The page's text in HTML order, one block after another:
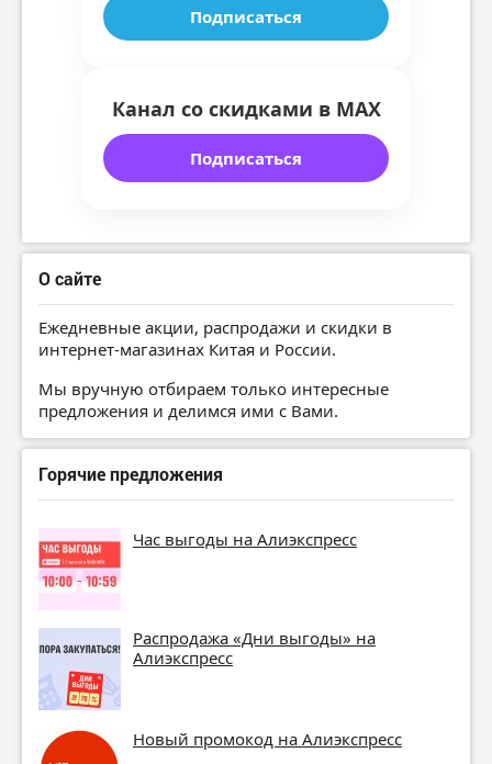
Подписаться
Канал со скидками в MAX
Подписаться
О сайте
Ежедневные акции, распродажи и скидки в
интернет-магазинах Китая и России.
Мы вручную отбираем только интересные
предложения и делимся ими с Вами.
Горячие предложения
Час выгоды на Алиэкспресс
Распродажа «Дни выгоды» на
Алиэкспресс
Новый промокод на Алиэкспресс